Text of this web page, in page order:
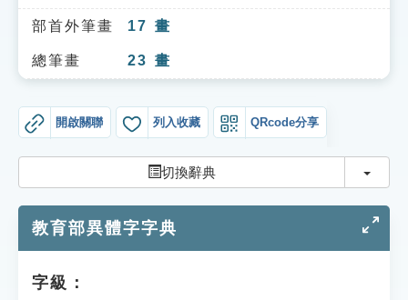
知識索引
單字索引
貓頭鷹博士
部首外筆畫 17 畫
總筆畫 23 畫
開啟關聯 列入收藏 QRcode分享
切換辭典 切換
教育部異體字字典
字級：